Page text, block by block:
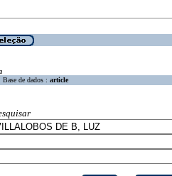
Base de dados : article